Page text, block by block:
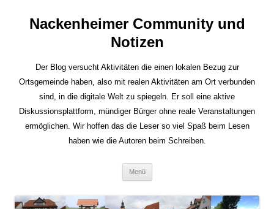
Nackenheimer Community und
Notizen
Der Blog versucht Aktivitäten die einen lokalen Bezug zur
Ortsgemeinde haben, also mit realen Aktivitäten am Ort verbunden
sind, in die digitale Welt zu spiegeln. Er soll eine aktive
Diskussionsplattform, mündiger Bürger ohne reale Veranstaltungen
ermöglichen. Wir hoffen das die Leser so viel Spaß beim Lesen
haben wie die Autoren beim Schreiben.
Menü